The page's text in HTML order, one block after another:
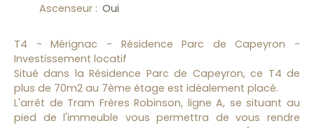
Ascenseur : Oui
T4 - Mérignac - Résidence Parc de Capeyron -
Investissement locatif
Situé dans la Résidence Parc de Capeyron, ce T4 de
plus de 70m2 au 7ème étage est idéalement placé.
L'arrêt de Tram Frères Robinson, ligne A, se situant au
pied de l'immeuble vous permettra de vous rendre